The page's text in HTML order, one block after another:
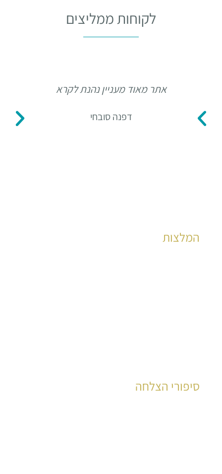
לקוחות ממליצים
אתר מאוד מעניין נהנת לקרא
דפנה סובחי
המלצות
סיפורי הצלחה